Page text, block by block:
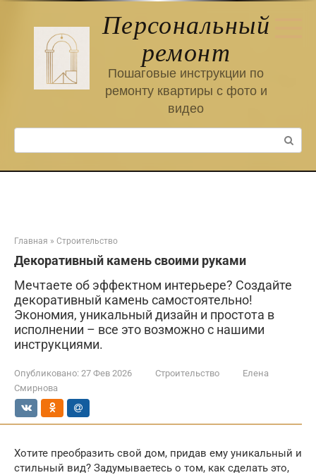
Персональный
ремонт
Пошаговые инструкции по
ремонту квартиры с фото и
видео
Поиск:
Главная » Строительство
Декоративный камень своими руками
Мечтаете об эффектном интерьере? Создайте
декоративный камень самостоятельно!
Экономия, уникальный дизайн и простота в
исполнении – все это возможно с нашими
инструкциями.
Опубликовано: 27 Фев 2026 Строительство
Елена
Смирнова
Хотите преобразить свой дом, придав ему уникальный и
стильный вид? Задумываетесь о том, как сделать это,